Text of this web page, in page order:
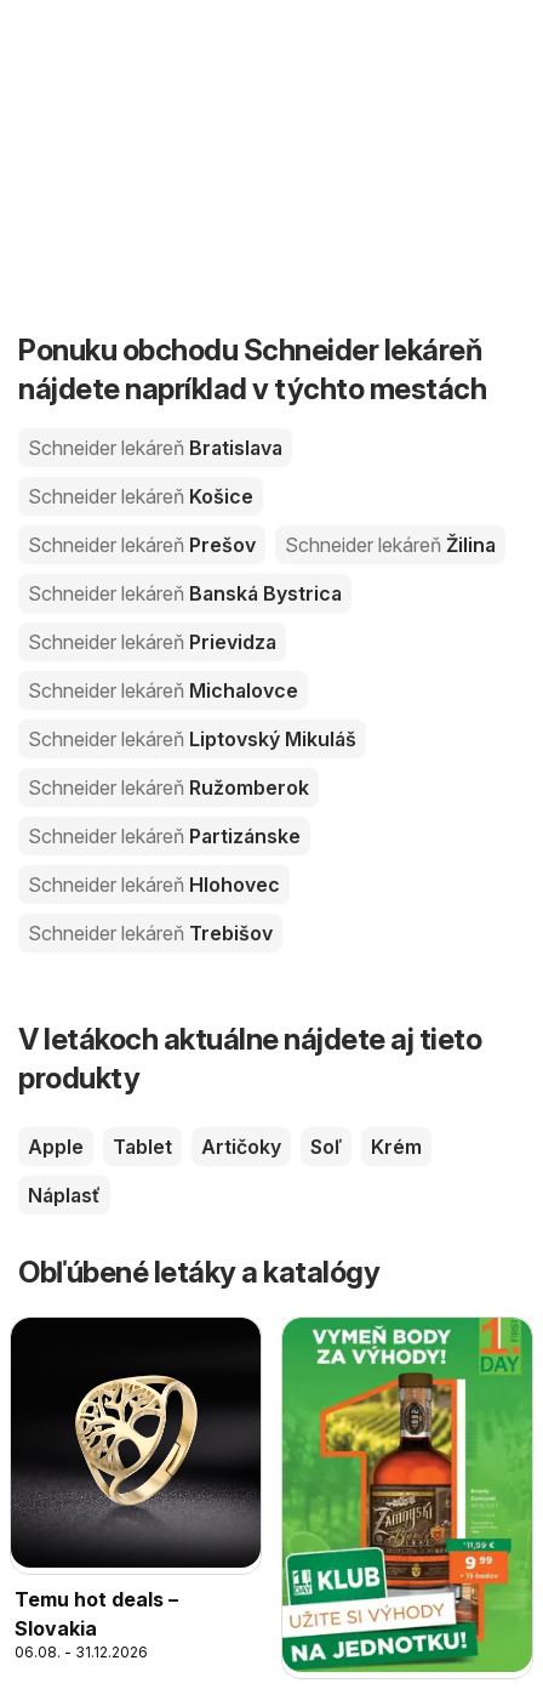
Ponuku obchodu Schneider lekáreň
nájdete napríklad v týchto mestách
Schneider lekáreň Bratislava
Schneider lekáreň Košice
Schneider lekáreň Prešov Schneider lekáreň Žilina
Schneider lekáreň Banská Bystrica
Schneider lekáreň Prievidza
Schneider lekáreň Michalovce
Schneider lekáreň Liptovský Mikuláš
Schneider lekáreň Ružomberok
Schneider lekáreň Partizánske
Schneider lekáreň Hlohovec
Schneider lekáreň Trebišov
V letákoch aktuálne nájdete aj tieto
produkty
Apple Tablet Artičoky Soľ
Krém
Náplasť
Obľúbené letáky a katalógy
Temu hot deals –
Slovakia
06.08. - 31.12.2026